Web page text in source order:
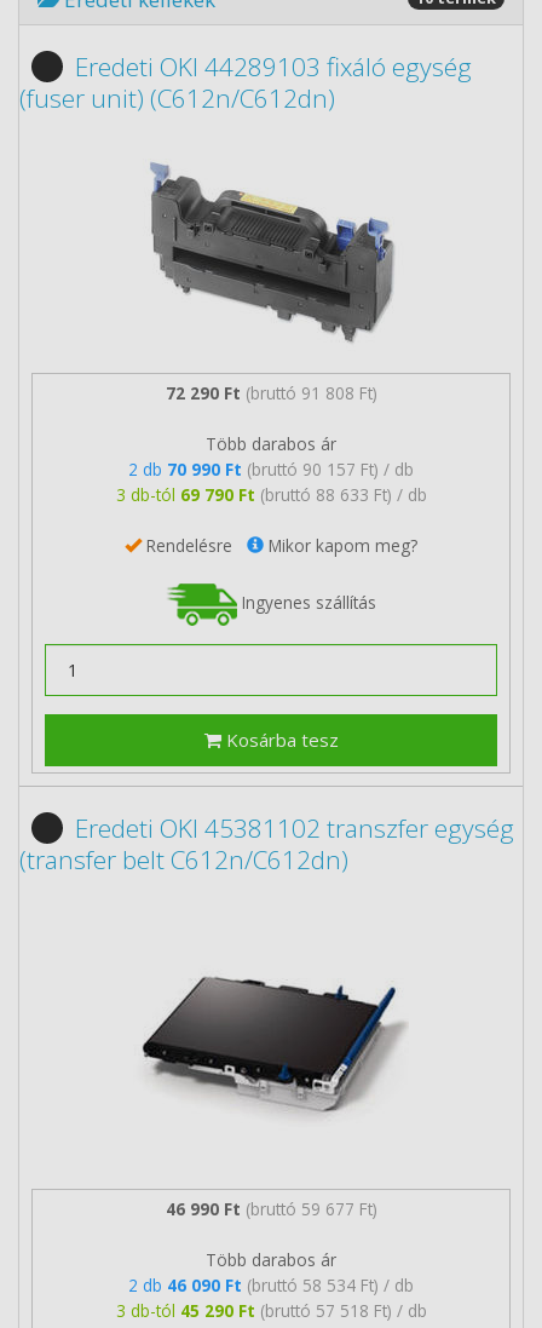
Eredeti OKI 44289103 fixáló egység
(fuser unit) (C612n/C612dn)
72 290 Ft (bruttó 91 808 Ft)
Több darabos ár
2 db 70 990 Ft (bruttó 90 157 Ft) / db
3 db-tól 69 790 Ft (bruttó 88 633 Ft) / db
Rendelésre Mikor kapom meg?
Ingyenes szállítás
Kosárba tesz
Eredeti OKI 45381102 transzfer egység
(transfer belt C612n/C612dn)
46 990 Ft (bruttó 59 677 Ft)
Több darabos ár
2 db 46 090 Ft (bruttó 58 534 Ft) / db
3 db-tól 45 290 Ft (bruttó 57 518 Ft) / db